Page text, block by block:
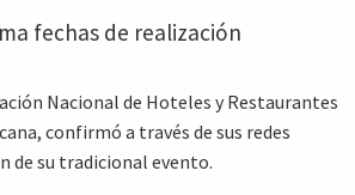
fechas de realización
Nacional de Hoteles y Restaurantes
confirmó a través de sus redes
de su tradicional evento.